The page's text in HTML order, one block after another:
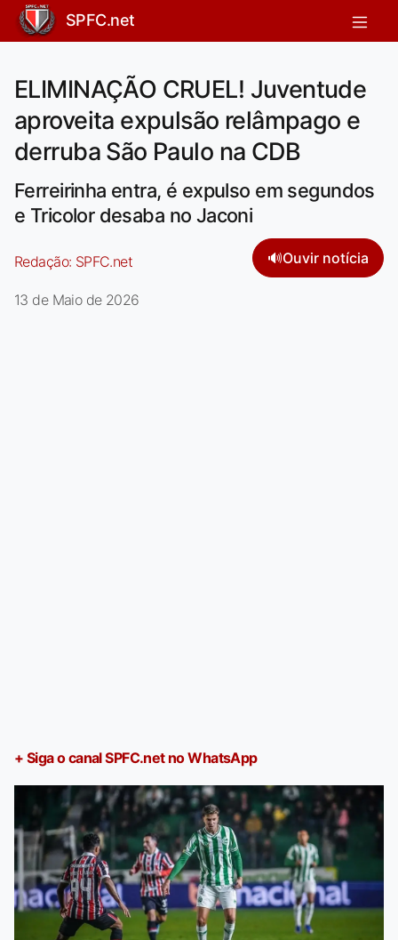
SPFC.net
ELIMINAÇÃO CRUEL! Juventude
aproveita expulsão relâmpago e
derruba São Paulo na CDB
Ferreirinha entra, é expulso em segundos
e Tricolor desaba no Jaconi
Redação: SPFC.net 🔊Ouvir notícia
13 de Maio de 2026
+ Siga o canal SPFC.net no WhatsApp